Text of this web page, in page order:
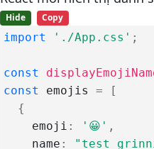
Hide Copy
import './App.css' ;
const
const
emojis =
[
{
    emoji
: '😀' ,
    name
:
"test